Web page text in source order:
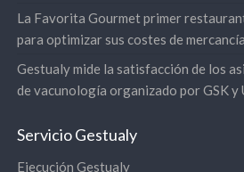
La Favorita Gourmet primer
para optimizar sus costes de
Gestualy mide la satisfacción de los
de vacunología organizado por GSK y
Servicio Gestualy
Ejecución Gestualy